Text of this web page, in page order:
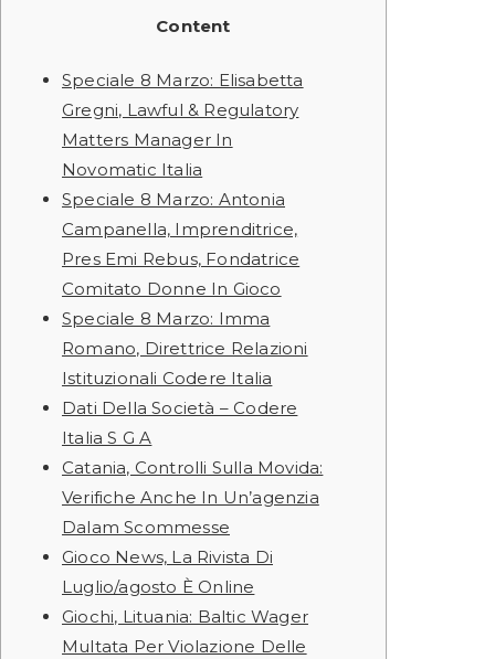
Content
Speciale 8 Marzo: Elisabetta
Gregni, Lawful & Regulatory
Matters Manager In
Novomatic Italia
Speciale 8 Marzo: Antonia
Campanella, Imprenditrice,
Pres Emi Rebus, Fondatrice
Comitato Donne In Gioco
Speciale 8 Marzo: Imma
Romano, Direttrice Relazioni
Istituzionali Codere Italia
Dati Della Società – Codere
Italia S G A
Catania, Controlli Sulla Movida:
Verifiche Anche In Un’agenzia
Dalam Scommesse
Gioco News, La Rivista Di
Luglio/agosto È Online
Giochi, Lituania: Baltic Wager
Multata Per Violazione Delle